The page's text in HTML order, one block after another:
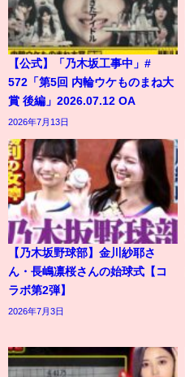
【公式】「乃木坂工事中」#
572「第5回 内輪ウケものまね大
賞 後編」2026.07.12 OA
2026年7月13日
【乃木坂野球部】金川紗耶さ
ん・長嶋凛桜さんの始球式【コ
ラボ第2弾】
2026年7月3日